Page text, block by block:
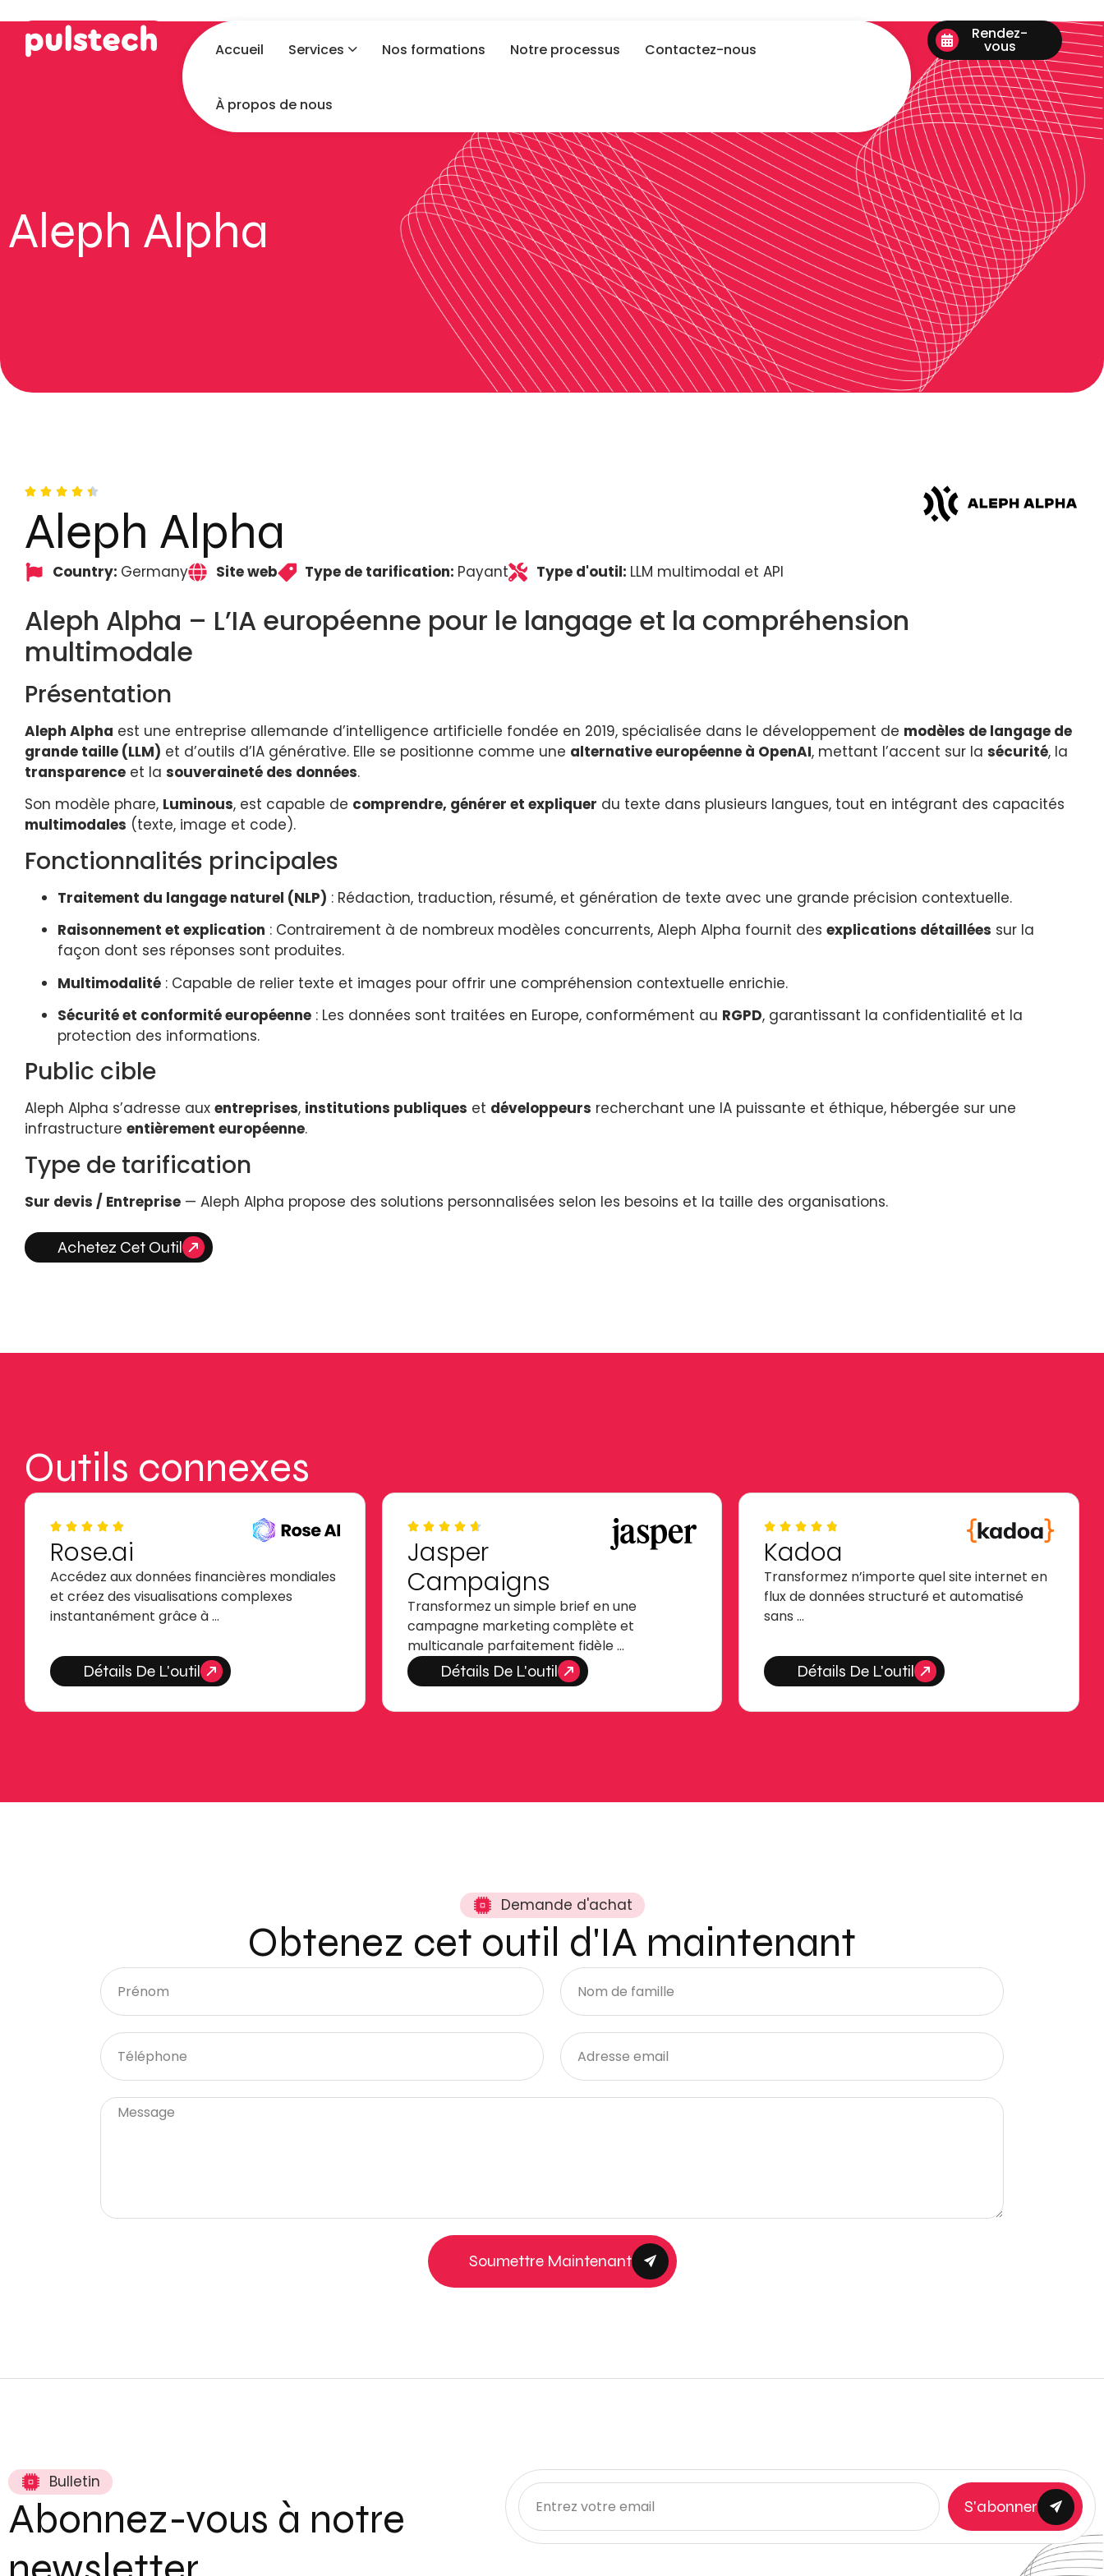
Accueil Services Nos formations Notre processus Contactez-nous
À propos de nous
Rendez-
vous
Aleph Alpha
Aleph Alpha
Country: Germany Site web Type de tarification: Payant Type d'outil: LLM multimodal et API
Aleph Alpha – L’IA européenne pour le langage et la compréhension
multimodale
Présentation
Aleph Alpha est une entreprise allemande d’intelligence artificielle fondée en 2019, spécialisée dans le développement de modèles de langage de
grande taille (LLM) et d’outils d’IA générative. Elle se positionne comme une alternative européenne à OpenAI, mettant l’accent sur la sécurité, la
transparence et la souveraineté des données.
Son modèle phare, Luminous, est capable de comprendre, générer et expliquer du texte dans plusieurs langues, tout en intégrant des capacités
multimodales (texte, image et code).
Fonctionnalités principales
Traitement du langage naturel (NLP) : Rédaction, traduction, résumé, et génération de texte avec une grande précision contextuelle.
Raisonnement et explication : Contrairement à de nombreux modèles concurrents, Aleph Alpha fournit des explications détaillées sur la
façon dont ses réponses sont produites.
Multimodalité : Capable de relier texte et images pour offrir une compréhension contextuelle enrichie.
Sécurité et conformité européenne : Les données sont traitées en Europe, conformément au RGPD, garantissant la confidentialité et la
protection des informations.
Public cible
Aleph Alpha s’adresse aux entreprises, institutions publiques et développeurs recherchant une IA puissante et éthique, hébergée sur une
infrastructure entièrement européenne.
Type de tarification
Sur devis / Entreprise — Aleph Alpha propose des solutions personnalisées selon les besoins et la taille des organisations.
Achetez Cet Outil
Outils connexes
Rose.ai
Accédez aux données financières mondiales
et créez des visualisations complexes
instantanément grâce à …
Détails De L'outil
Jasper
Campaigns
Transformez un simple brief en une
campagne marketing complète et
multicanale parfaitement fidèle …
Détails De L'outil
Kadoa
Transformez n’importe quel site internet en
flux de données structuré et automatisé
sans …
Détails De L'outil
Demande d'achat
Obtenez cet outil d'IA maintenant
Soumettre Maintenant
Bulletin
Abonnez-vous à notre
S'abonner